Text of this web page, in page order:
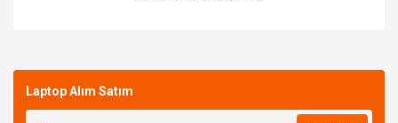
Laptop Alım Satım